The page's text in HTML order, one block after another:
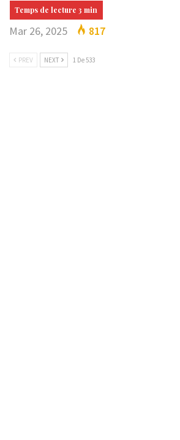
Mar 26, 2025 817
PREV NEXT 1 De 533